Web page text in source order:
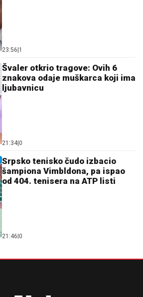
23:56|1
Švaler otkrio tragove: Ovih 6
znakova odaje muškarca koji ima
ljubavnicu
21:34|0
Srpsko tenisko čudo izbacio
šampiona Vimbldona, pa ispao
od 404. tenisera na ATP listi
21:46|0